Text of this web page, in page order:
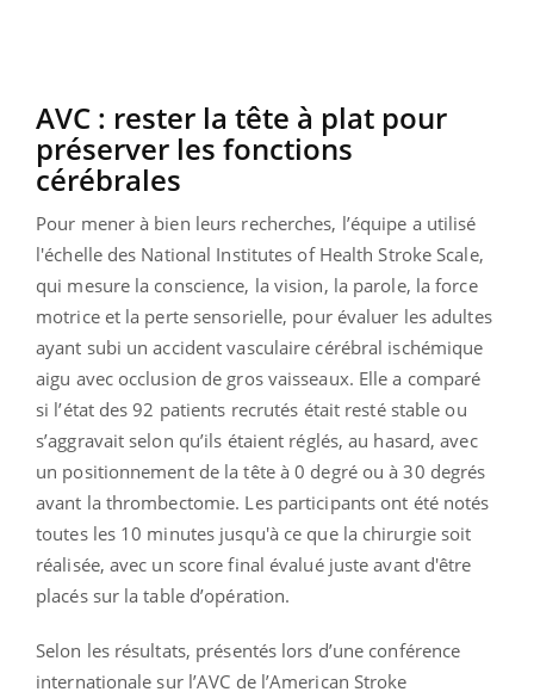
AVC : rester la tête à plat pour
préserver les fonctions
cérébrales
Pour mener à bien leurs recherches, l’équipe a utilisé
l'échelle des National Institutes of Health Stroke Scale,
qui mesure la conscience, la vision, la parole, la force
motrice et la perte sensorielle, pour évaluer les adultes
ayant subi un accident vasculaire cérébral ischémique
aigu avec occlusion de gros vaisseaux. Elle a comparé
si l’état des 92 patients recrutés était resté stable ou
s’aggravait selon qu’ils étaient réglés, au hasard, avec
un positionnement de la tête à 0 degré ou à 30 degrés
avant la thrombectomie. Les participants ont été notés
toutes les 10 minutes jusqu'à ce que la chirurgie soit
réalisée, avec un score final évalué juste avant d'être
placés sur la table d’opération.
Selon les résultats, présentés lors d’une conférence
internationale sur l’AVC de l’American Stroke